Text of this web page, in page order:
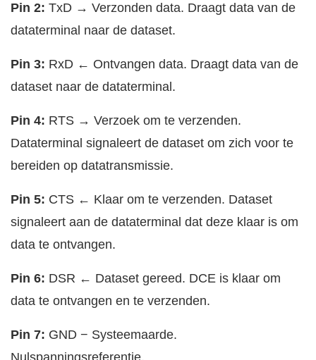
Pin 2: TxD → Verzonden data. Draagt data van de
dataterminal naar de dataset.
Pin 3: RxD ← Ontvangen data. Draagt data van de
dataset naar de dataterminal.
Pin 4: RTS → Verzoek om te verzenden.
Dataterminal signaleert de dataset om zich voor te
bereiden op datatransmissie.
Pin 5: CTS ← Klaar om te verzenden. Dataset
signaleert aan de dataterminal dat deze klaar is om
data te ontvangen.
Pin 6: DSR ← Dataset gereed. DCE is klaar om
data te ontvangen en te verzenden.
Pin 7: GND − Systeemaarde.
Nulspanningsreferentie.